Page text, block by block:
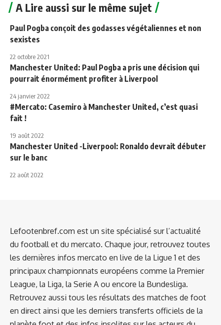
A Lire aussi sur le même sujet
Paul Pogba conçoit des godasses végétaliennes et non
sexistes
22 octobre 2021
Manchester United: Paul Pogba a pris une décision qui
pourrait énormément profiter à Liverpool
24 janvier 2022
#Mercato: Casemiro à Manchester United, c’est quasi
fait !
19 août 2022
Manchester United -Liverpool: Ronaldo devrait débuter
sur le banc
22 août 2022
Lefootenbref.com est un site spécialisé sur l’actualité
du football et du mercato. Chaque jour, retrouvez toutes
les dernières infos mercato en live de la Ligue 1 et des
principaux championnats européens comme la Premier
League, la Liga, la Serie A ou encore la Bundesliga.
Retrouvez aussi tous les résultats des matches de foot
en direct ainsi que les derniers transferts officiels de la